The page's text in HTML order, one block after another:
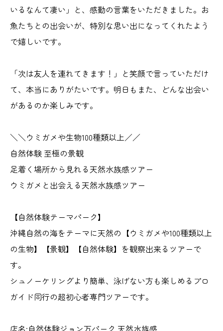
いるなんて凄い」と、感動の言葉をいただきました。お
魚たちとの出会いが、特別な思い出になってくれたよう
で嬉しいです。
「次は友人を連れてきます！」と笑顔で言っていただけ
て、本当にありがたいです。明日もまた、どんな出会い
があるのか楽しみです。
＼＼ウミガメや生物100種類以上／／
自然体験 至極の景観
足着く場所から見れる天然水族感ツアー
ウミガメと出会える天然水族感ツアー
【自然体験テーマパーク】
沖縄自然の海をテーマに天然の【ウミガメや100種類以上
の生物】【景観】【自然体験】を観察出来るツアーで
す。
シュノーケリングより簡単、泳げない方も楽しめるプロ
ガイド同行の超初心者専門ツアーです。
店名:自然体験ジョン万パーク 天然水族感